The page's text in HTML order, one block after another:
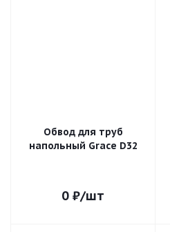
Обвод для труб
напольный Grace D32
0 ₽/шт